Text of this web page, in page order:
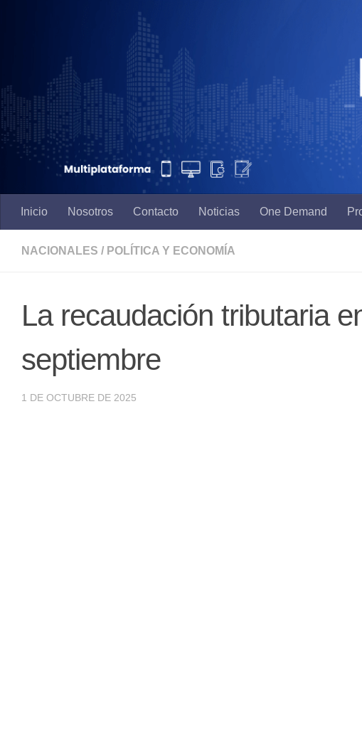
Inicio Nosotros Contacto Noticias One Demand
NACIONALES / POLÍTICA Y ECONOMÍA
La recaudación tributaria
septiembre
1 DE OCTUBRE DE 2025